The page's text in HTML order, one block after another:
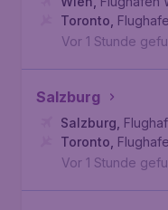
Toronto
Vor 1 Stunde
Salzburg
Salzburg
Toronto
Vor 1 Stunde